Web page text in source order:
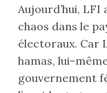
Aujourd’hui,
chaos dans le
électoraux. Car
hamas, lui-
gouvernement